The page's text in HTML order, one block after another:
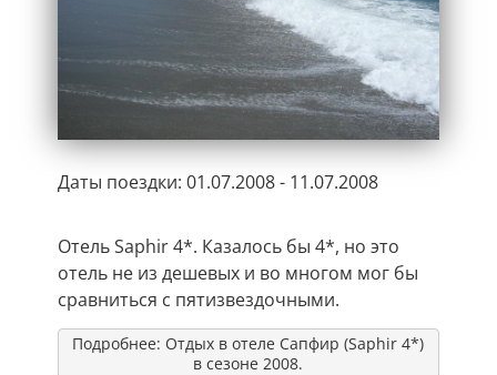
Даты поездки: 01.07.2008 - 11.07.2008
Отель Saphir 4*. Казалось бы 4*, но это
отель не из дешевых и во многом мог бы
сравниться с пятизвездочными.
Подробнее: Отдых в отеле Сапфир (Saphir 4*)
в сезоне 2008.